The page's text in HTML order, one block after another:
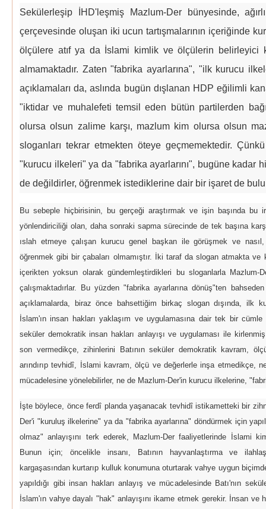
Sekülerleşip İHD'leşmiş Mazlum-Der bünyesinde,
çerçevesinde oluşan iki ucun tartışmalarının içeriğinde
ölçülere atıf ya da İslami kimlik ve ölçülerin belirleyici
almamaktadır. Zaten "fabrika ayarlarına", "ilk kurucu
açıklamaları da, aslında bugün dışlanan HDP eğilimli
"iktidar ve muhalefeti temsil eden bütün partilerden
olursa olsun zalime karşı, mazlum kim olursa olsun
sloganları tekrar etmekten öteye geçmemektedir.
"kurucu ilkeleri" ya da "fabrika ayarlarını", bugüne kadar
de değildirler, öğrenmek istediklerine dair bir işaret de
Bu sebeple hiçbirisinin, bu gerçeği araştırmak ve işin başında bu
yönlendiriciliği olan, daha sonraki sapma sürecinde de tek başına
ıslah etmeye çalışan kurucu genel başkan ile görüşmek ve
öğrenmek gibi bir çabaları olmamıştır. İki taraf da slogan atmakta
içerikten yoksun olarak gündemleştirdikleri bu sloganlarla Mazlum-
çalışmaktadırlar. Bu yüzden "fabrika ayarlarına dönüş"ten
açıklamalarda, biraz önce bahsettiğim birkaç slogan dışında, ilk
İslam'ın insan hakları yaklaşım ve uygulamasına dair tek bir
seküler demokratik insan hakları anlayışı ve uygulaması ile
son vermedikçe, zihinlerini Batının seküler demokratik kavram,
arındırıp tevhidî, İslami kavram, ölçü ve değerlerle inşa etmedikçe,
mücadelesine yönelebilirler, ne de Mazlum-Der'in kurucu ilkelerine,
İşte böylece, önce ferdî planda yaşanacak tevhidî istikametteki bir
Der'i "kuruluş ilkelerine" ya da "fabrika ayarlarına" döndürmek için
olmaz" anlayışını terk ederek, Mazlum-Der faaliyetlerinde İslami
Bunun için; öncelikle insanı, Batının hayvanlaştırma ve
kargaşasından kurtarıp kulluk konumuna oturtarak vahye uygun
yapıldığı gibi insan hakları anlayış ve mücadelesinde Batı'nın
İslam'ın vahye dayalı "hak" anlayışını ikame etmek gerekir. İnsan